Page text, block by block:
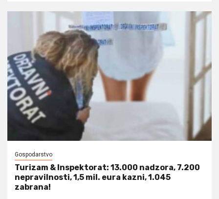
Gospodarstvo
Turizam & Inspektorat: 13.000 nadzora, 7.200
nepravilnosti, 1,5 mil. eura kazni, 1.045
zabrana!